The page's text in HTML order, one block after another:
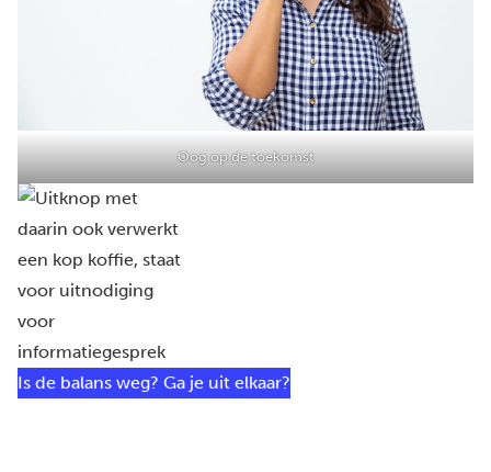
Oog op de toekomst
Is de balans weg? Ga je uit elkaar?